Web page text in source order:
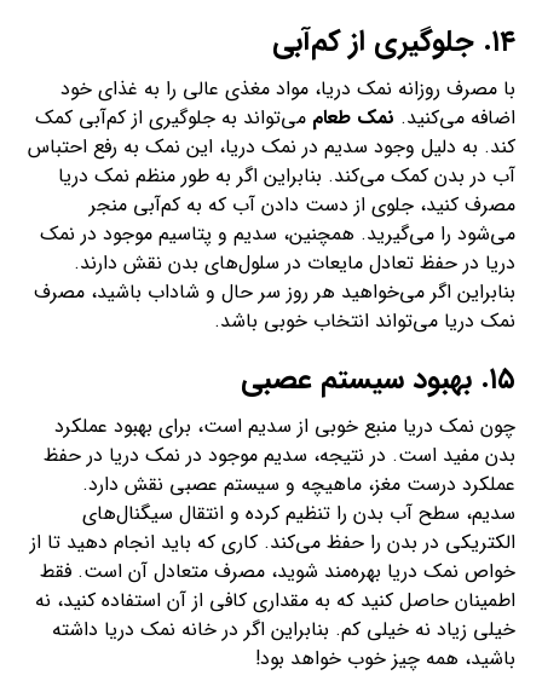
۱۴. جلوگیری از کم‌آبی
با مصرف روزانه نمک دریا، مواد مغذی عالی را به غذای خود
اضافه می‌کنید. نمک طعام می‌تواند به جلوگیری از کم‌آبی کمک
کند. به دلیل وجود سدیم در نمک دریا، این نمک به رفع احتباس
آب در بدن کمک می‌کند. بنابراین اگر به طور منظم نمک دریا
مصرف کنید، جلوی از دست دادن آب که به کم‌آبی منجر
می‌شود را می‌گیرید. همچنین، سدیم و پتاسیم موجود در نمک
دریا در حفظ تعادل مایعات در سلول‌های بدن نقش دارند.
بنابراین اگر می‌خواهید هر روز سر حال و شاداب باشید، مصرف
نمک دریا می‌تواند انتخاب خوبی باشد.
۱۵. بهبود سیستم عصبی
چون نمک دریا منبع خوبی از سدیم است، برای بهبود عملکرد
بدن مفید است. در نتیجه، سدیم موجود در نمک دریا در حفظ
عملکرد درست مغز، ماهیچه و سیستم عصبی نقش دارد.
سدیم، سطح آب بدن را تنظیم کرده و انتقال سیگنال‌های
الکتریکی در بدن را حفظ می‌کند. کاری که باید انجام دهید تا از
خواص نمک دریا بهره‌مند شوید، مصرف متعادل آن است. فقط
اطمینان حاصل کنید که به مقداری کافی از آن استفاده کنید، نه
خیلی زیاد نه خیلی کم. بنابراین اگر در خانه نمک دریا داشته
باشید، همه چیز خوب خواهد بود!